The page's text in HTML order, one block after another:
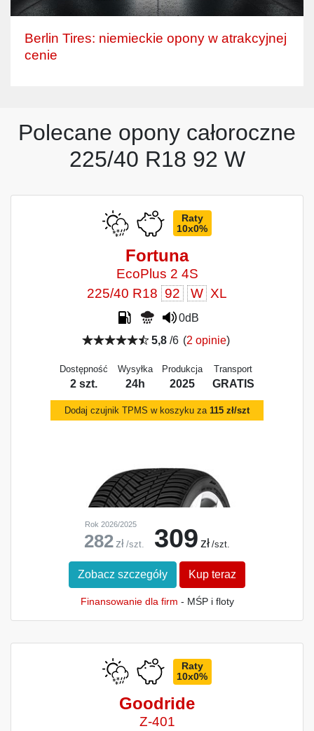
Berlin Tires: niemieckie opony w atrakcyjnej
cenie
Polecane opony całoroczne
225/40 R18 92 W
Raty
10x0%
Fortuna
EcoPlus 2 4S
225/40 R18 92 W XL
0dB
5,8/6 (2 opinie)
Dostępność
2 szt.
Wysyłka
24h
Produkcja
2025
Transport
GRATIS
Dodaj czujnik TPMS w koszyku za 115 zł/szt
Rok 2026/2025
282 zł /szt. 309 zł /szt.
Zobacz szczegóły Kup teraz
Finansowanie dla firm - MŚP i floty
Raty
10x0%
Goodride
Z-401